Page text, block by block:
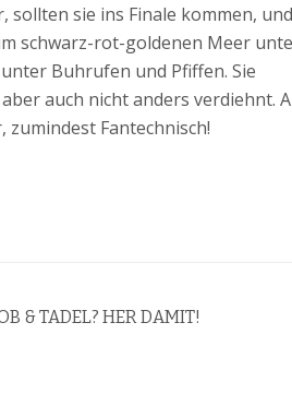
sollten sie ins Finale kommen,
schwarz-rot-goldenen Meer
Buhrufen und Pfiffen. Sie
auch nicht anders verdiehnt.
zumindest Fantechnisch!
& TADEL? HER DAMIT!